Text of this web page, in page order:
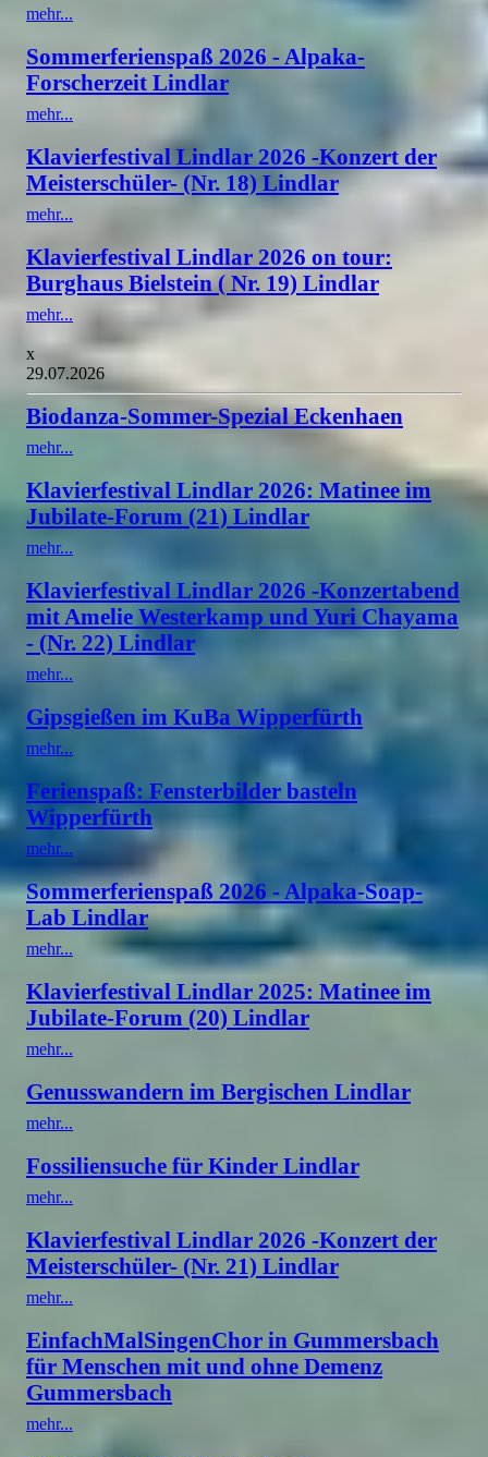
mehr...
Sommerferienspaß 2026 - Alpaka-
Forscherzeit Lindlar
mehr...
Klavierfestival Lindlar 2026 -Konzert der
Meisterschüler- (Nr. 18) Lindlar
mehr...
Klavierfestival Lindlar 2026 on tour:
Burghaus Bielstein ( Nr. 19) Lindlar
mehr...
x
29.07.2026
Biodanza-Sommer-Spezial Eckenhaen
mehr...
Klavierfestival Lindlar 2026: Matinee im
Jubilate-Forum (21) Lindlar
mehr...
Klavierfestival Lindlar 2026 -Konzertabend
mit Amelie Westerkamp und Yuri Chayama
- (Nr. 22) Lindlar
mehr...
Gipsgießen im KuBa Wipperfürth
mehr...
Ferienspaß: Fensterbilder basteln
Wipperfürth
mehr...
Sommerferienspaß 2026 - Alpaka-Soap-
Lab Lindlar
mehr...
Klavierfestival Lindlar 2025: Matinee im
Jubilate-Forum (20) Lindlar
mehr...
Genusswandern im Bergischen Lindlar
mehr...
Fossiliensuche für Kinder Lindlar
mehr...
Klavierfestival Lindlar 2026 -Konzert der
Meisterschüler- (Nr. 21) Lindlar
mehr...
EinfachMalSingenChor in Gummersbach
für Menschen mit und ohne Demenz
Gummersbach
mehr...